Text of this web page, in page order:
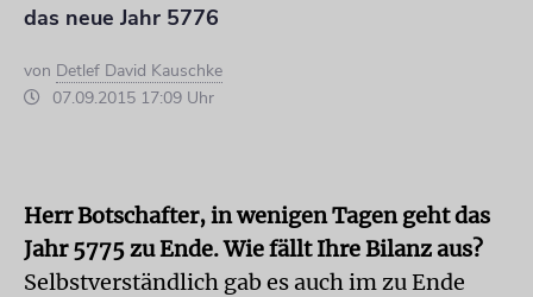
das neue Jahr 5776
von Detlef David Kauschke
07.09.2015 17:09 Uhr
Herr Botschafter, in wenigen Tagen geht das
Jahr 5775 zu Ende. Wie fällt Ihre Bilanz aus?
Selbstverständlich gab es auch im zu Ende